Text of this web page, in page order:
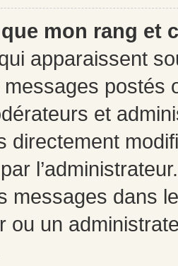
que mon rang et
apparaissent
postés
et
directement
messages dans
ou un